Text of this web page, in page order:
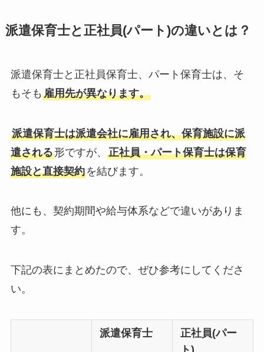
派遣保育士と正社員(パート)の違いとは？
派遣保育士と正社員保育士、パート保育士は、そ
もそも 雇用先が異なります。
派遣保育士は派遣会社に雇用され、保育施設に派
遣される形ですが、 正社員・パート保育士は保育
施設と直接契約を結びます。
他にも、契約期間や給与体系などで違いがありま
す。
下記の表にまとめたので、ぜひ参考にしてくださ
い。
派遣保育士
正社員(パー